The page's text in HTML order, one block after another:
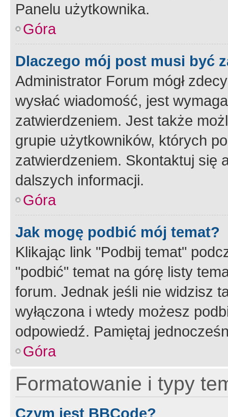
Panelu użytkownika.
Góra
Dlaczego mój post musi być
Administrator Forum mógł
wysłać wiadomość, jest
zatwierdzeniem. Jest także
grupie użytkowników, których
zatwierdzeniem. Skontaktuj się
dalszych informacji.
Góra
Jak mogę podbić mój temat?
Klikając link "Podbij temat"
"podbić" temat na górę listy
forum. Jednak jeśli nie widzisz
wyłączona i wtedy możesz
odpowiedź. Pamiętaj
Góra
Formatowanie i typy
Czym jest BBCode?